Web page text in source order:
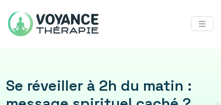
Se réveiller à 2h du matin :